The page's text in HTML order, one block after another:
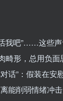
我吧”……这些
畸形，总用负
话”：假装在安
能削弱情绪冲